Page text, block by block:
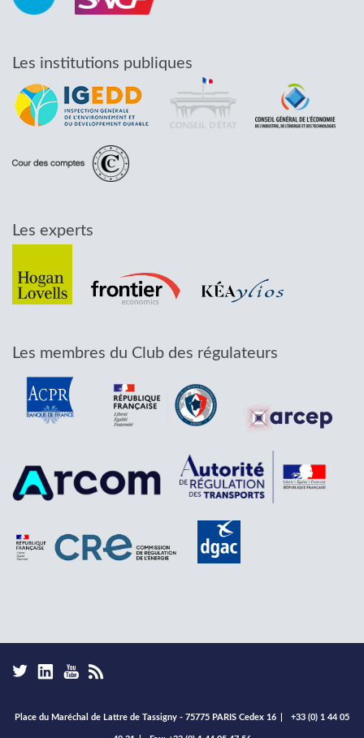
Les institutions publiques
Les experts
Les membres du Club des régulateurs
Place du Maréchal de Lattre de Tassigny - 75775 PARIS Cedex 16 +33 (0) 1 44 05